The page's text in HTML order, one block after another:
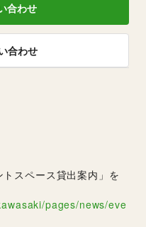
合わせ
合わせ
スペース貸出案内」を
pages/news/eve